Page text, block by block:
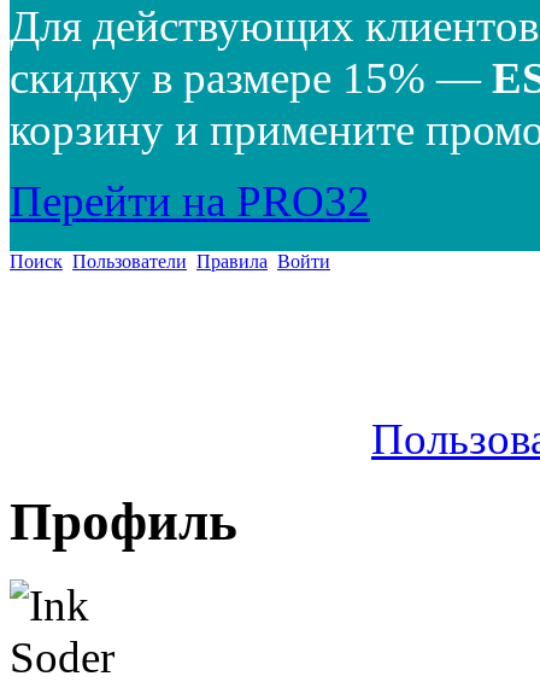
Для действующих
скидку в размере 15% —
корзину и примените
Перейти на PRO32
Поиск Пользователи Правила Войти
Профиль